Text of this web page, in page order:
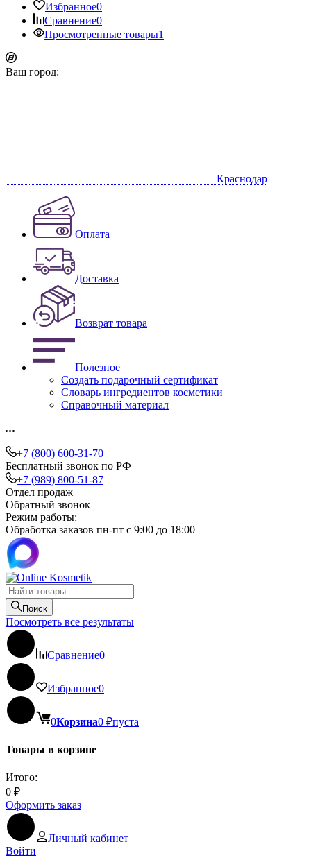
Избранное0
Сравнение0
Просмотренные товары1
Ваш город:
Краснодар
Оплата
Доставка
Возврат товара
Полезное
Создать подарочный сертификат
Словарь ингредиентов косметики
Справочный материал
+7 (800) 600-31-70
Бесплатный звонок по РФ
+7 (989) 800-51-87
Отдел продаж
Обратный звонок
Режим работы:
Обработка заказов пн-пт с 9:00 до 18:00
Поиск
Посмотреть все результаты
Сравнение0
Избранное0
0Корзина0 ₽пуста
Товары в корзине
Итого:
0 ₽
Оформить заказ
Личный кабинет
Войти